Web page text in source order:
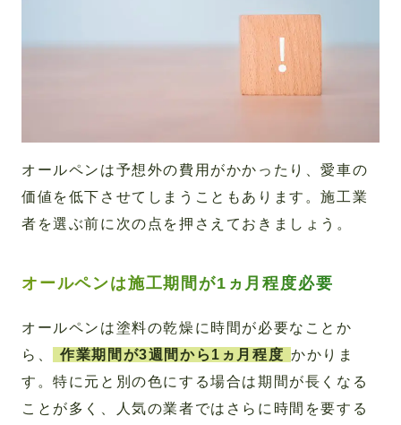
オールペンは予想外の費用がかかったり、愛車の
価値を低下させてしまうこともあります。施工業
者を選ぶ前に次の点を押さえておきましょう。
オールペンは施工期間が1ヵ月程度必要
オールペンは塗料の乾燥に時間が必要なことか
ら、
作業期間が3週間から1ヵ月程度 かかりま
す。特に元と別の色にする場合は期間が長くなる
ことが多く、人気の業者ではさらに時間を要する